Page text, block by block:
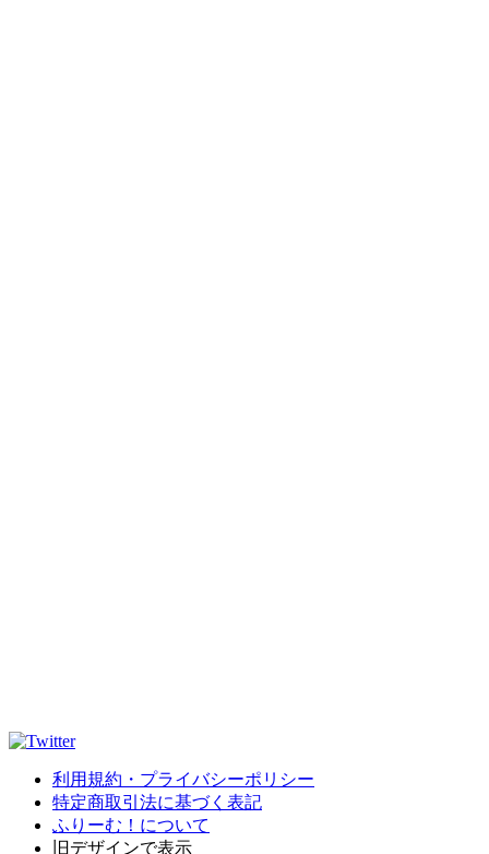
利用規約・プライバシーポリシー
特定商取引法に基づく表記
ふりーむ！について
旧デザインで表示